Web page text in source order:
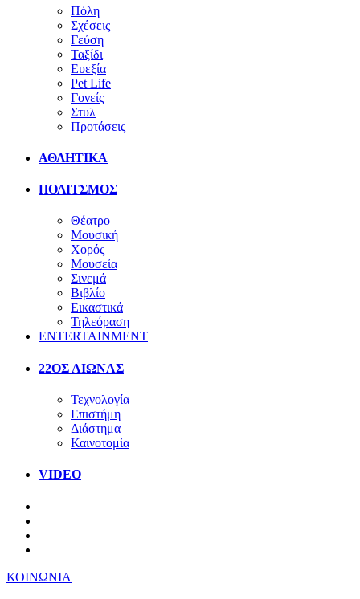
Πόλη
Σχέσεις
Γεύση
Ταξίδι
Ευεξία
Pet Life
Γονείς
Στυλ
Προτάσεις
ΑΘΛΗΤΙΚΑ
ΠΟΛΙΤΣΜΟΣ
Θέατρο
Μουσική
Χορός
Μουσεία
Σινεμά
Βιβλίο
Εικαστικά
Τηλεόραση
ENTERTAINMENT
22ΟΣ ΑΙΩΝΑΣ
Τεχνολογία
Επιστήμη
Διάστημα
Καινοτομία
VIDEO
ΚΟΙΝΩΝΙΑ